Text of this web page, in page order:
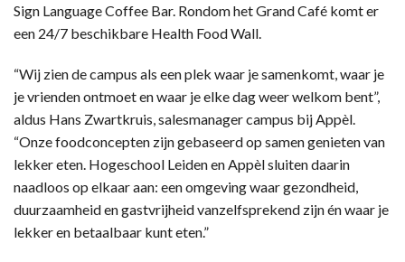
Sign Language Coffee Bar. Rondom het Grand Café komt er
een 24/7 beschikbare Health Food Wall.
“Wij zien de campus als een plek waar je samenkomt, waar je
je vrienden ontmoet en waar je elke dag weer welkom bent”,
aldus Hans Zwartkruis, salesmanager campus bij Appèl.
“Onze foodconcepten zijn gebaseerd op samen genieten van
lekker eten. Hogeschool Leiden en Appèl sluiten daarin
naadloos op elkaar aan: een omgeving waar gezondheid,
duurzaamheid en gastvrijheid vanzelfsprekend zijn én waar je
lekker en betaalbaar kunt eten.”